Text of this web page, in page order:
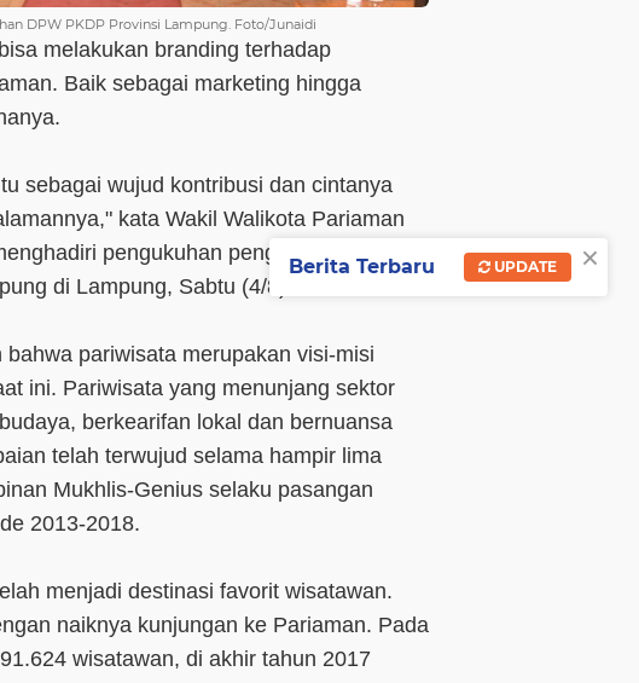
DPW PKDP Provinsi Lampung. Foto/Junaidi
melakukan branding terhadap
Baik sebagai marketing hingga
sebagai wujud kontribusi dan cintanya
kata Wakil Walikota Pariaman
pengukuhan pengurus DPW
di Lampung, Sabtu (4/8).
bahwa pariwisata merupakan visi-misi
ini. Pariwisata yang menunjang sektor
berkearifan lokal dan bernuansa
telah terwujud selama hampir lima
Mukhlis-Genius selaku pasangan
2013-2018.
menjadi destinasi favorit wisatawan.
naiknya kunjungan ke Pariaman. Pada
wisatawan, di akhir tahun 2017
×
Berita Terbaru UPDATE